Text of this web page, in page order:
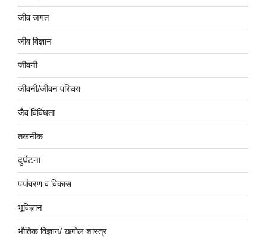
जीव जगत
जीव विज्ञान
जीवनी
जीवनी/जीवन परिचय
जैव विविधता
तकनीक
दुर्घटना
पर्यावरण व विकास
भूविज्ञान
भौतिक विज्ञान/ खगोल शास्त्र